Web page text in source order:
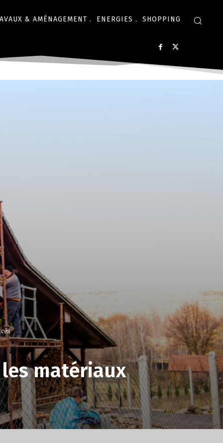
& AMÉNAGEMENT . ENERGIES . SHOPPING
matériaux